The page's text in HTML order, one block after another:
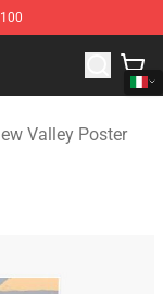
Valley
Valley Poster